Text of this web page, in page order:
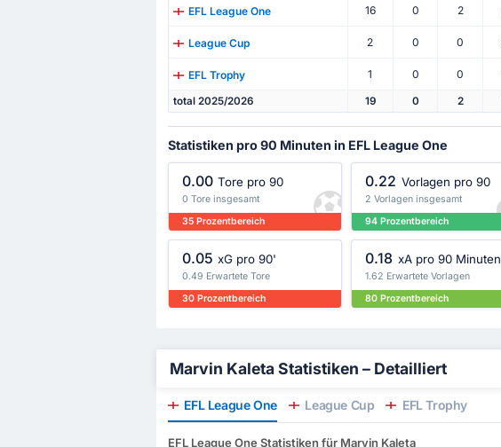
EFL League One 16 0 2
League Cup 2 0 0
EFL Trophy 1 0 0
total 2025/2026 19 0 2
Statistiken pro 90 Minuten in EFL League One
0.00 Tore pro 90
0 Tore insgesamt
35 Prozentbereich
0.22 Vorlagen pro 90
2 Vorlagen insgesamt
94 Prozentbereich
0.05 xG pro 90'
0.49 Erwartete Tore
30 Prozentbereich
0.18 xA pro 90 Minuten
1.62 Erwartete Vorlagen
80 Prozentbereich
Marvin Kaleta Statistiken – Detailliert
EFL League One League Cup EFL Trophy
EFL League One Statistiken für Marvin Kaleta